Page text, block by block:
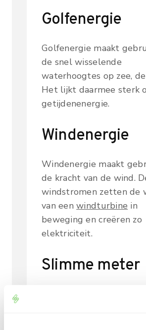
Golfenergie
Golfenergie maakt
de snel wisselende
waterhoogtes op zee,
Het lijkt daarmee sterk
getijdenenergie.
Windenergie
Windenergie maakt
de kracht van de wind.
windstromen zetten de
van eenwindturbine in
beweging en creëren zo
elektriciteit.
Slimme meter